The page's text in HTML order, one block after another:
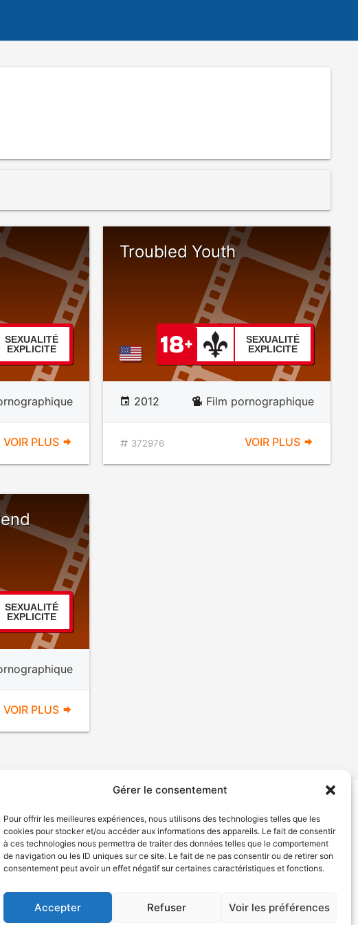
Gérer le consentement
Pour offrir les meilleures expériences, nous utilisons des technologies telles que les
cookies pour stocker et/ou accéder aux informations des appareils. Le fait de consentir
à ces technologies nous permettra de traiter des données telles que le comportement
de navigation ou les ID uniques sur ce site. Le fait de ne pas consentir ou de retirer son
consentement peut avoir un effet négatif sur certaines caractéristiques et fonctions.
Accepter Refuser Voir les préférences
SEXUALITÉ
EXPLICITE
VOIR PLUS
Troubled Youth
SEXUALITÉ
EXPLICITE
2012 Film pornographique
372976 VOIR PLUS
SEXUALITÉ
EXPLICITE
VOIR PLUS
2026
Déclaration de services Politique de confidentialité